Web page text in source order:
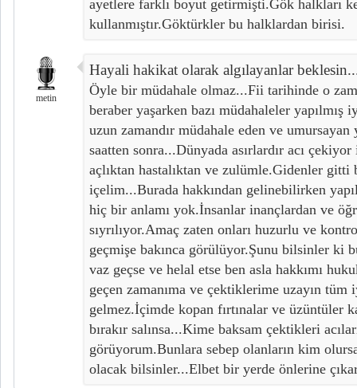
ayetlere farklı boyut getirmişti.Gök halkları
kullanmıştır.Göktürkler bu halklardan birisi.
metin
Hayali hakikat olarak algılayanlar
Öyle bir müdahale olmaz...Fii tarihinde o
beraber yaşarken bazı müdahaleler yapılmış
uzun zamandır müdahale eden ve
saatten sonra...Dünyada asırlardır acı
açlıktan hastalıktan ve zulümle.Gidenler gitti
içelim...Burada hakkından gelinebilirken
hiç bir anlamı yok.İnsanlar inançlardan ve
sıyrılıyor.Amaç zaten onları huzurlu ve
geçmişe bakınca görülüyor.Şunu bilsinler ki
vaz geçse ve helal etse ben asla hakkımı
geçen zamanıma ve çektiklerime uzayın
gelmez.İçimde kopan fırtınalar ve üzüntüler
bırakır salınsa...Kime baksam çektikleri
görüyorum.Bunlara sebep olanların kim
olacak bilsinler...Elbet bir yerde önlerine